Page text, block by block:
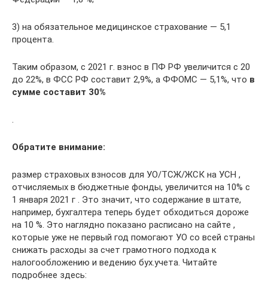
3) на обязательное медицинское страхование — 5,1
процента.
Таким образом, с 2021 г. взнос в ПФ РФ увеличится с 20
до 22%, в ФСС РФ составит 2,9%, а ФФОМС — 5,1%, что в
сумме составит 30%
.
Обратите внимание:
размер страховых взносов для УО/ТСЖ/ЖСК на УСН ,
отчисляемых в бюджетные фонды, увеличится на 10% с
1 января 2021 г . Это значит, что содержание в штате,
например, бухгалтера теперь будет обходиться дороже
на 10 %. Это наглядно показано расписано на сайте ,
которые уже не первый год помогают УО со всей страны
снижать расходы за счет грамотного подхода к
налогообложению и ведению бух.учета. Читайте
подробнее здесь: